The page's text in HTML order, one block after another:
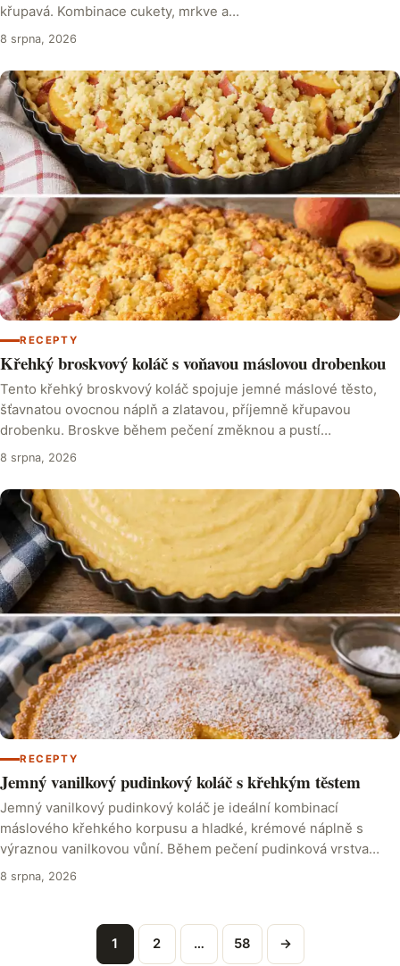
křupavá. Kombinace cukety, mrkve a…
8 srpna, 2026
RECEPTY
Křehký broskvový koláč s voňavou máslovou drobenkou
Tento křehký broskvový koláč spojuje jemné máslové těsto,
šťavnatou ovocnou náplň a zlatavou, příjemně křupavou
drobenku. Broskve během pečení změknou a pustí…
8 srpna, 2026
RECEPTY
Jemný vanilkový pudinkový koláč s křehkým těstem
Jemný vanilkový pudinkový koláč je ideální kombinací
máslového křehkého korpusu a hladké, krémové náplně s
výraznou vanilkovou vůní. Během pečení pudinková vrstva…
8 srpna, 2026
Stránkování
1 2 … 58 →